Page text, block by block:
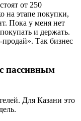
от 250
на этапе покупки,
Пока у меня нет
и держать.
Так бизнес
пассивным
Для Казани это